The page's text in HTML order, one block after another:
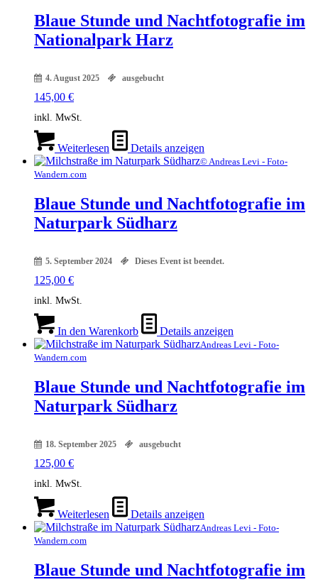
Blaue Stunde und Nachtfotografie im
Nationalpark Harz
4. August 2025 ausgebucht
145,00 €
inkl. MwSt.
Weiterlesen Details anzeigen
© Andreas Levi - Foto-
Wandern.com
Blaue Stunde und Nachtfotografie im
Naturpark Südharz
5. September 2024 Dieses Event ist beendet.
125,00 €
inkl. MwSt.
In den Warenkorb Details anzeigen
Andreas Levi - Foto-
Wandern.com
Blaue Stunde und Nachtfotografie im
Naturpark Südharz
18. September 2025 ausgebucht
125,00 €
inkl. MwSt.
Weiterlesen Details anzeigen
Andreas Levi - Foto-
Wandern.com
Blaue Stunde und Nachtfotografie im